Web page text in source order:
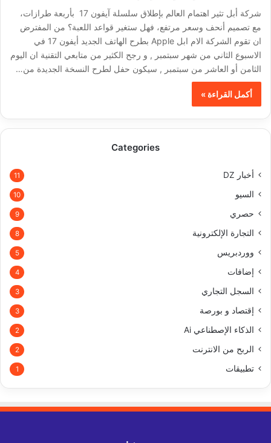
شركة أبل تثير اهتمام العالم بإطلاق سلسلة آيفون 17 بأربعة طرازات،
مع تصميم أنحف وسعر مرتفع، فهل ستغير قواعد اللعبة؟ من المفترض
ان تقوم الشركة الام ابل Apple بطرح الهاتف الجديد أيفون 17 في
الاسبوع الثاني من شهر سبتمبر , و رجح الكثير من متابعي التقنية ان اليوم
الثامن أو العاشر من سبتمبر , سيكون حفل لطرح النسخة الجديدة من…
أكمل القراءة »
Categories
أخبار DZ 11
السيو 10
حصري 9
التجارة الإلكترونية 8
ووردبريس 5
إضافات 4
السجل التجاري 3
إقتصاد و بورصة 3
الذكاء الإصطناعي Ai 2
الربح من الانترنت 2
تطبيقات 1